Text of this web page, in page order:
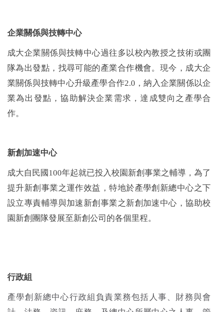
常見問題
相關連結
網站導覽
企業關係與技轉中心
成大企業關係與技轉中心過往多以校內教授之技術或團
隊為出發點，找尋可能的產業合作機會。現今，成大企
業關係與技轉中心升級產學合作2.0，納入企業關係以企
業為出發點，協助解決企業需求，達成雙向之產學合
作。
新創加速中心
成大自民國100年起就已投入校園新創事業之輔導，為了
提升新創事業之運作效益，特地於產學創新總中心之下
設立專責輔導與加速新創事業之新創加速中心，協助校
園新創團隊發展至新創公司的各個里程。
行政組
產學創新總中心行政組負責業務包括人事、財務與會